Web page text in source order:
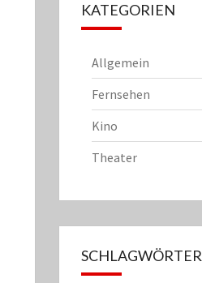
KATEGORIEN
Allgemein
Fernsehen
Kino
Theater
SCHLAGWÖRTER